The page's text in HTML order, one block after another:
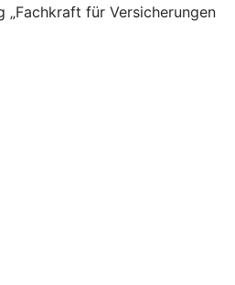
für Versicherungen